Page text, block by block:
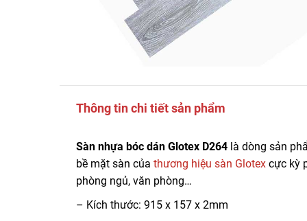
Thông tin chi tiết sản phẩm
Sàn nhựa bóc dán Glotex D264 là dòng sản
bề mặt sàn của thương hiệu sàn Glotex cực kỳ
phòng ngủ, văn phòng…
– Kích thước: 915 x 157 x 2mm